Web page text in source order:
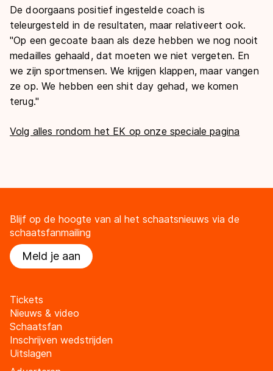
De doorgaans positief ingestelde coach is
teleurgesteld in de resultaten, maar relativeert ook.
"Op een gecoate baan als deze hebben we nog nooit
medailles gehaald, dat moeten we niet vergeten. En
we zijn sportmensen. We krijgen klappen, maar vangen
ze op. We hebben eenshit day gehad, we komen
terug."
Volg alles rondom het EK op onze speciale pagina
Blijf op de hoogte van al het schaatsnieuws via de
schaatsfanmailing
Meld je aan
Tickets
Nieuws & video
Schaatsfan
Inschrijven wedstrijden
Uitslagen